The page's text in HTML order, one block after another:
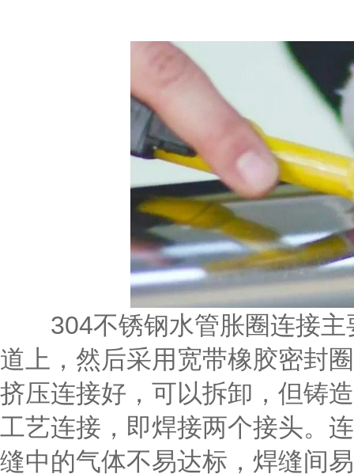
304不锈钢水管胀圈连接主
道上，然后采用宽带橡胶密封
挤压连接好，可以拆卸，但铸
工艺连接，即焊接两个接头。
缝中的气体不易达标，焊缝间